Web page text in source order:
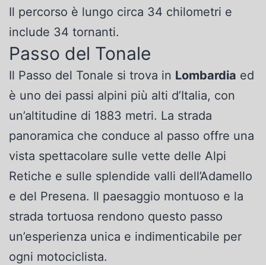
Il percorso è lungo circa 34 chilometri e
include 34 tornanti.
Passo del Tonale
Il Passo del Tonale si trova in Lombardia ed
è uno dei passi alpini più alti d’Italia, con
un’altitudine di 1883 metri. La strada
panoramica che conduce al passo offre una
vista spettacolare sulle vette delle Alpi
Retiche e sulle splendide valli dell’Adamello
e del Presena. Il paesaggio montuoso e la
strada tortuosa rendono questo passo
un’esperienza unica e indimenticabile per
ogni motociclista.